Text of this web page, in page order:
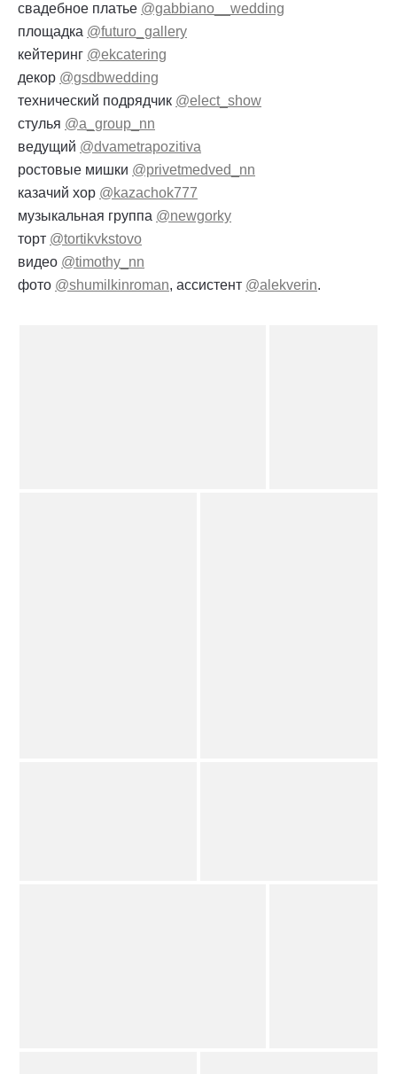
свадебное платье @gabbiano__wedding
площадка @futuro_gallery
кейтеринг @ekcatering
декор @gsdbwedding
технический подрядчик @elect_show
стулья @a_group_nn
ведущий @dvametrapozitiva
ростовые мишки @privetmedved_nn
казачий хор @kazachok777
музыкальная группа @newgorky
торт @tortikvkstovo
видео @timothy_nn
фото @shumilkinroman, ассистент @alekverin.